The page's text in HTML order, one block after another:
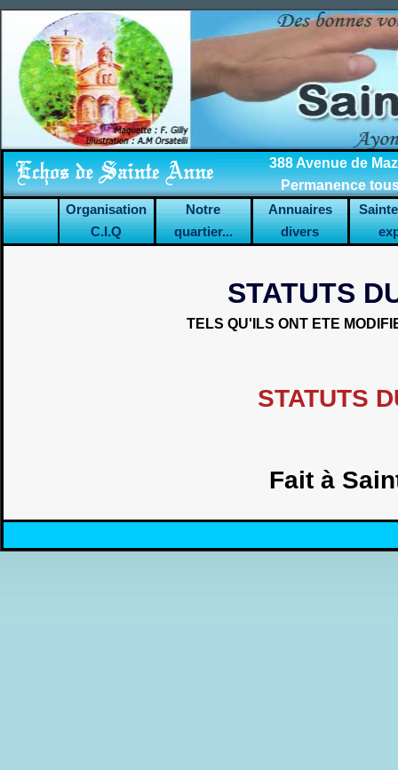
388 Avenue de
Permanence
Organisation
C.I.Q
Notre
quartier...
Annuaires
divers
STATUTS
TELS QU'ILS ONT ETE
STATUTS
Fait à